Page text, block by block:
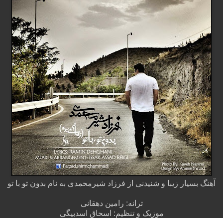
آهنگ بسیار زیبا و شنیدنی از فرزاد شیرمحمدی به نام بدون تو با تو
ترانه: رامین دهقانی
موزیک و تنظیم: اسحاق اسدبیگی